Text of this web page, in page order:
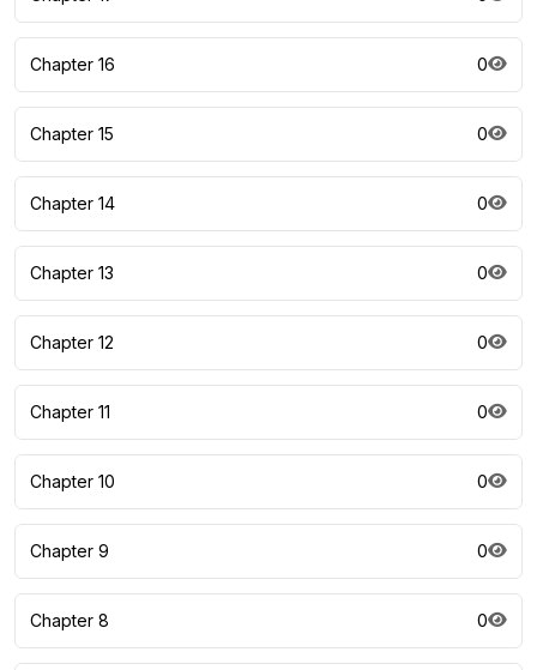
Chapter 16 0
Chapter 15 0
Chapter 14 0
Chapter 13 0
Chapter 12 0
Chapter 11 0
Chapter 10 0
Chapter 9 0
Chapter 8 0